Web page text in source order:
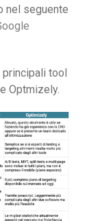
nel seguente
tool
Optmizely.